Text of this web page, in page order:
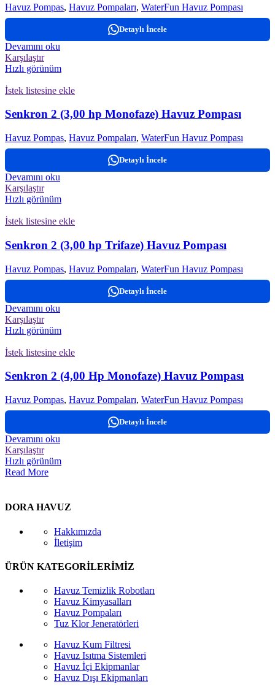
Havuz Pompas, Havuz Pompaları, WaterFun Havuz Pompası
Detaylı İncele
Devamını oku
Karşılaştır
Hızlı görünüm
İstek listesine ekle
Senkron 2 (3,00 hp Monofaze) Havuz Pompası
Havuz Pompas, Havuz Pompaları, WaterFun Havuz Pompası
Detaylı İncele
Devamını oku
Karşılaştır
Hızlı görünüm
İstek listesine ekle
Senkron 2 (3,00 hp Trifaze) Havuz Pompası
Havuz Pompas, Havuz Pompaları, WaterFun Havuz Pompası
Detaylı İncele
Devamını oku
Karşılaştır
Hızlı görünüm
İstek listesine ekle
Senkron 2 (4,00 Hp Monofaze) Havuz Pompası
Havuz Pompas, Havuz Pompaları, WaterFun Havuz Pompası
Detaylı İncele
Devamını oku
Karşılaştır
Hızlı görünüm
Read More
DORA HAVUZ
Hakkımızda
İletişim
ÜRÜN KATEGORİLERİMİZ
Havuz Temizlik Robotları
Havuz Kimyasalları
Havuz Pompaları
Tuz Klor Jeneratörleri
Havuz Kum Filtresi
Havuz Isıtma Sistemleri
Havuz İçi Ekipmanlar
Havuz Dışı Ekipmanları